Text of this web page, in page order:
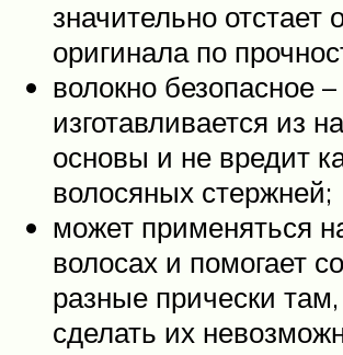
значительно отстает
оригинала по
волокно безопасное
изготавливается из
основы и не вредит
волосяных стержней;
может применяться
волосах и помогает
разные прически там,
сделать их